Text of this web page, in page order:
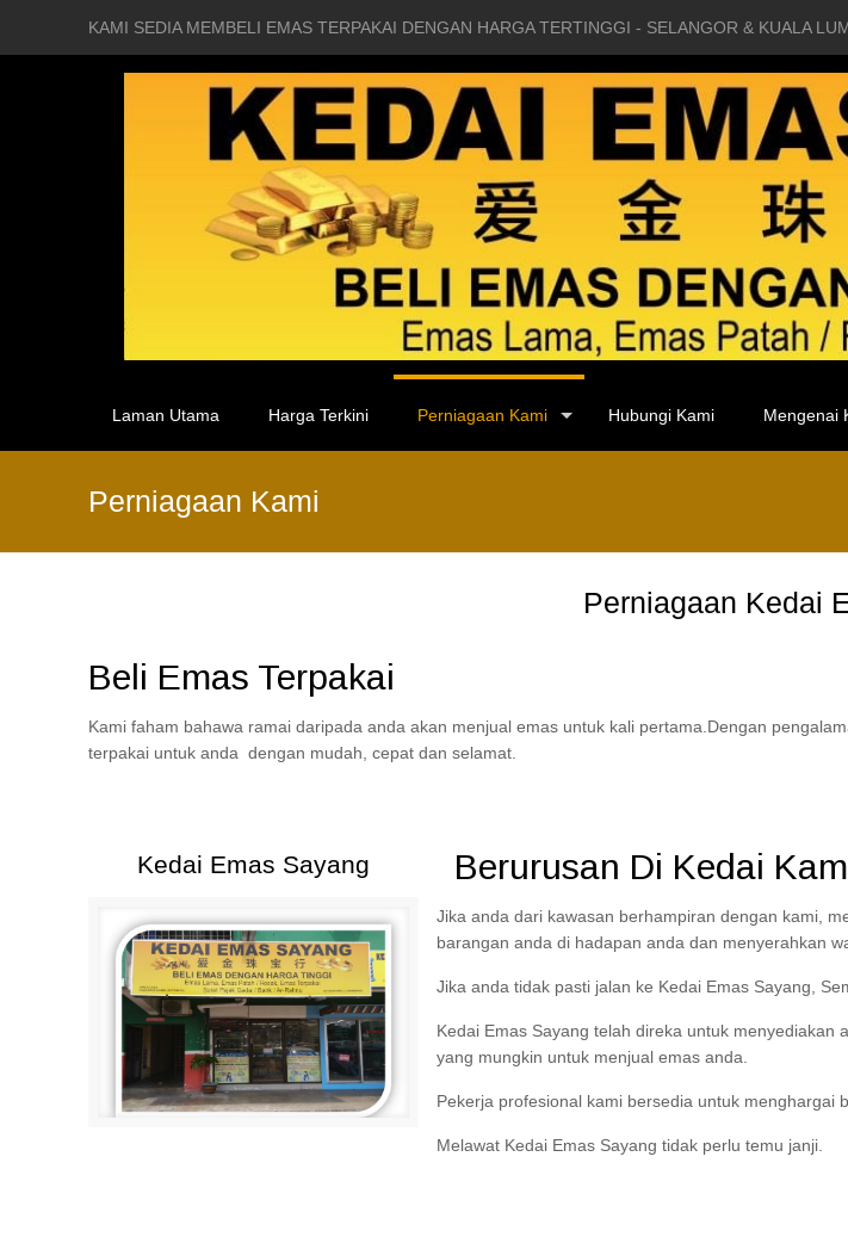
KAMI SEDIA MEMBELI EMAS TERPAKAI DENGAN HARGA TERTINGGI - SELANGOR & KUALA
Laman Utama Harga Terkini Perniagaan Kami Hubungi Kami Mengenai
Perniagaan Kami
Perniagaan Kedai
Beli Emas Terpakai
Kami faham bahawa ramai daripada anda akan menjual emas untuk kali pertama.Dengan
terpakai untuk anda dengan mudah, cepat dan selamat.
Kedai Emas Sayang Berurusan Di Kedai
Jika anda dari kawasan berhampiran dengan kami,
barangan anda di hadapan anda dan menyerahkan
Jika anda tidak pasti jalan ke Kedai Emas Sayang,
Kedai Emas Sayang telah direka untuk
yang mungkin untuk menjual emas anda.
Pekerja profesional kami bersedia untuk menghargai
Melawat Kedai Emas Sayang tidak perlu temu janji.